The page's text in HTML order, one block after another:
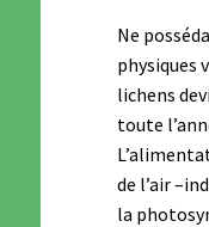
Ne
physiques
lichens
toute
de l’air
la